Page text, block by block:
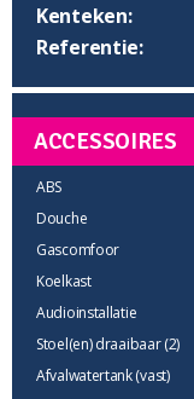
Kenteken:
Referentie:
ACCESSOIRES
ABS
Douche
Gascomfoor
Koelkast
Audioinstallatie
Stoel(en) draaibaar (2)
Afvalwatertank (vast)